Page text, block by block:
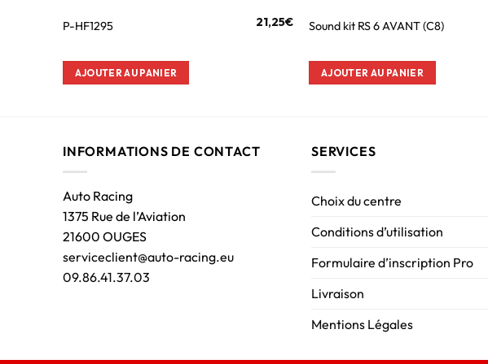
P-HF1295 21,25€
AJOUTER AU PANIER
Sound kit RS 6 AVANT (C8)
AJOUTER AU PANIER
INFORMATIONS DE CONTACT
Auto Racing
1375 Rue de l’Aviation
21600 OUGES
serviceclient@auto-racing.eu
09.86.41.37.03
SERVICES
Choix du centre
Conditions d’utilisation
Formulaire d’inscription Pro
Livraison
Mentions Légales